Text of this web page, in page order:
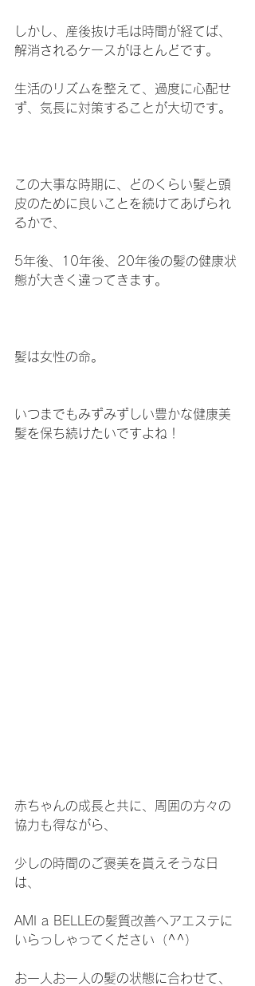
しかし、産後抜け毛は時間が経てば、
解消されるケースがほとんどです。
生活のリズムを整えて、過度に心配せ
ず、気長に対策することが大切です。
この大事な時期に、どのくらい髪と頭
皮のために良いことを続けてあげられ
るかで、
5年後、10年後、20年後の髪の健康状
態が大きく違ってきます。
髪は女性の命。
いつまでもみずみずしい豊かな健康美
髪を保ち続けたいですよね！
赤ちゃんの成長と共に、周囲の方々の
協力も得ながら、
少しの時間のご褒美を貰えそうな日
は、
AMI a BELLEの髪質改善ヘアエステに
いらっしゃってください（^^）
お一人お一人の髪の状態に合わせて、